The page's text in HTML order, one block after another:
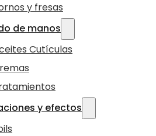
y fresas
de manos
Cutículas
y efectos